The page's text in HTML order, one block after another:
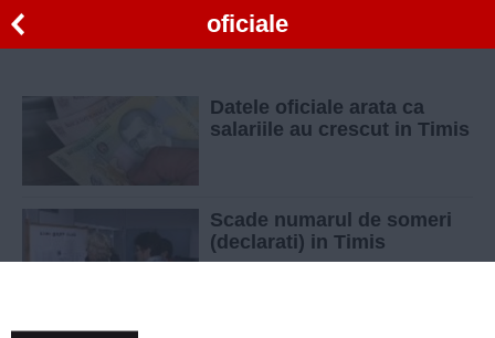
oficiale
Datele oficiale arata ca
salariile au crescut in Timis
Scade numarul de someri
(declarati) in Timis